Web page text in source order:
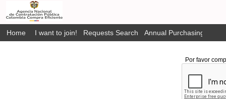
Home I want to join! Requests Search Annual Purchasing Plan
Por favor